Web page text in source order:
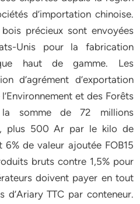
d’importation chinoise.
précieux sont envoyées
Unis pour la fabrication
haut de gamme. Les
d’agrément d’exportation
et des Forêts
la somme de 72 millions
plus 500 Ar par le kilo de
de valeur ajoutée FOB15
bruts contre 1,5% pour
doivent payer en tout
d’Ariary TTC par conteneur.